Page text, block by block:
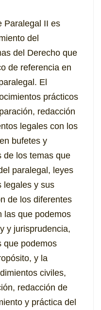
Paralegal II es
del
del Derecho que
de referencia en
El
prácticos
redacción
legales con los
bufetes y
de los temas que
paralegal, leyes
legales y sus
de los diferentes
las que podemos
y jurisprudencia,
que podemos
y la
civiles,
redacción de
y práctica del